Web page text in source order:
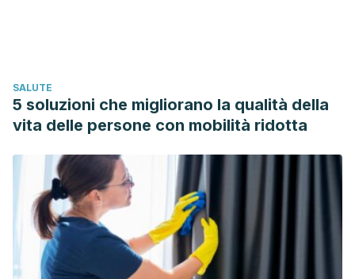
SALUTE
5 soluzioni che migliorano la qualità della
vita delle persone con mobilità ridotta